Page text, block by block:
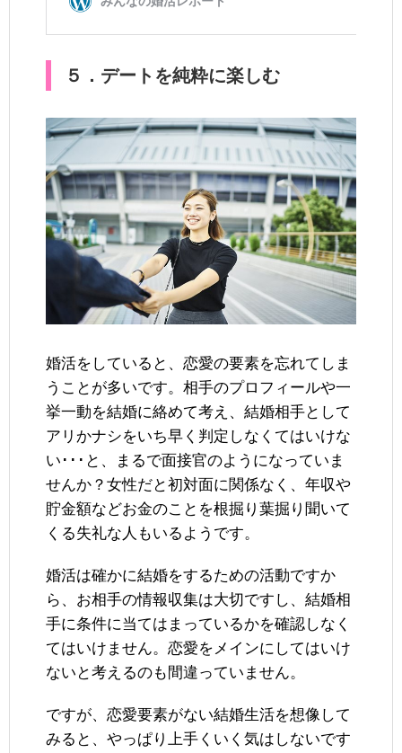
５．デートを純粋に楽しむ
婚活をしていると、恋愛の要素を忘れてしま
うことが多いです。相手のプロフィールや一
挙一動を結婚に絡めて考え、結婚相手として
アリかナシをいち早く判定しなくてはいけな
い･･･と、まるで面接官のようになっていま
せんか？女性だと初対面に関係なく、年収や
貯金額などお金のことを根掘り葉掘り聞いて
くる失礼な人もいるようです。
婚活は確かに結婚をするための活動ですか
ら、お相手の情報収集は大切ですし、結婚相
手に条件に当てはまっているかを確認しなく
てはいけません。恋愛をメインにしてはいけ
ないと考えるのも間違っていません。
ですが、恋愛要素がない結婚生活を想像して
みると、やっぱり上手くいく気はしないです